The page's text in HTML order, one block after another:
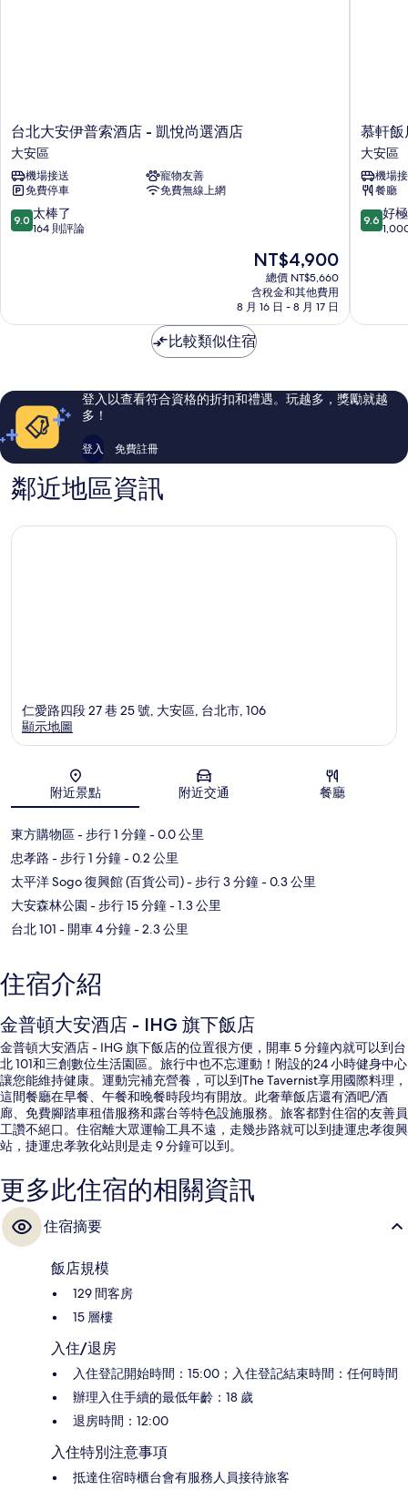
台
北
大
安
伊
普
索
尚
大
安
台北大安伊普索酒店 - 凱悅尚選酒店
大安區
機場接送
寵物友善
免費停車
免費無線上網
9.0
分，
棒
評
論
9.0 太棒了
164 則評論
現
價
格
為
NT$4,900
NT$4,900
總價 NT$5,660
含稅金和其他費用
8 月 16 日 - 8 月 17 日
慕
軒
飯
店
-
臻
品
慕軒
大安區
機場
餐廳
9.6
分，
極
評
論
9.6 好
比較類似住宿
登入以查看符合資格的折扣和禮遇。玩越多，獎勵就越
多！
登入 免費註冊
鄰近地區資訊
地圖
仁愛路四段 27 巷 25 號, 大安區, 台北市, 106
顯示地圖
附近景點 附近交通 餐廳
東方購物區- 步行 1 分鐘- 0.0 公里
忠孝路 - 步行 1 分鐘- 0.2 公里
太平洋 Sogo 復興館 (百貨公司)- 步行 3 分鐘- 0.3 公里
大安森林公園 - 步行 15 分鐘- 1.3 公里
台北 101 - 開車 4 分鐘- 2.3 公里
住宿介紹
金普頓大安酒店 - IHG 旗下飯店
金普頓大安酒店 - IHG 旗下飯店的位置很方便，開車 5 分鐘內就可以到台
北 101和三創數位生活園區。旅行中也不忘運動！附設的24 小時健身中心
讓您能維持健康。運動完補充營養，可以到The Tavernist享用國際料理，
這間餐廳在早餐、午餐和晚餐時段均有開放。此奢華飯店還有酒吧/酒
廊、免費腳踏車租借服務和露台等特色設施服務。旅客都對住宿的友善員
工讚不絕口。住宿離大眾運輸工具不遠，走幾步路就可以到捷運忠孝復興
站，捷運忠孝敦化站則是走 9 分鐘可以到。
更多此住宿的相關資訊
住宿摘要
飯店規模
129 間客房
15 層樓
入住/退房
入住登記開始時間：15:00；入住登記結束時間：任何時間
辦理入住手續的最低年齡：18 歲
退房時間：12:00
入住特別注意事項
抵達住宿時櫃台會有服務人員接待旅客